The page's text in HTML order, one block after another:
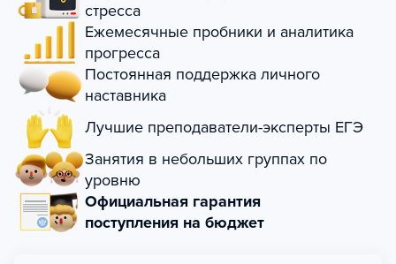
стресса
Ежемесячные пробники и аналитика
прогресса
Постоянная поддержка личного
наставника
Лучшие преподаватели-эксперты ЕГЭ
Занятия в небольших группах по
уровню
Официальная гарантия
поступления на бюджет